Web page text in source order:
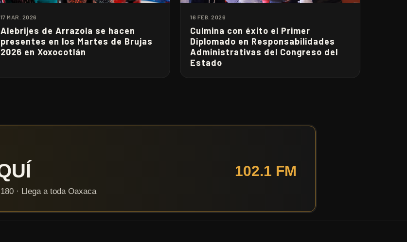
17 MAR. 2026
Alebrijes de Arrazola se hacen
presentes en los Martes de Brujas
2026 en Xoxocotlán
16 FEB. 2026
Culmina con éxito el Primer
Diplomado en Responsabilidades
Administrativas del Congreso del
Estado